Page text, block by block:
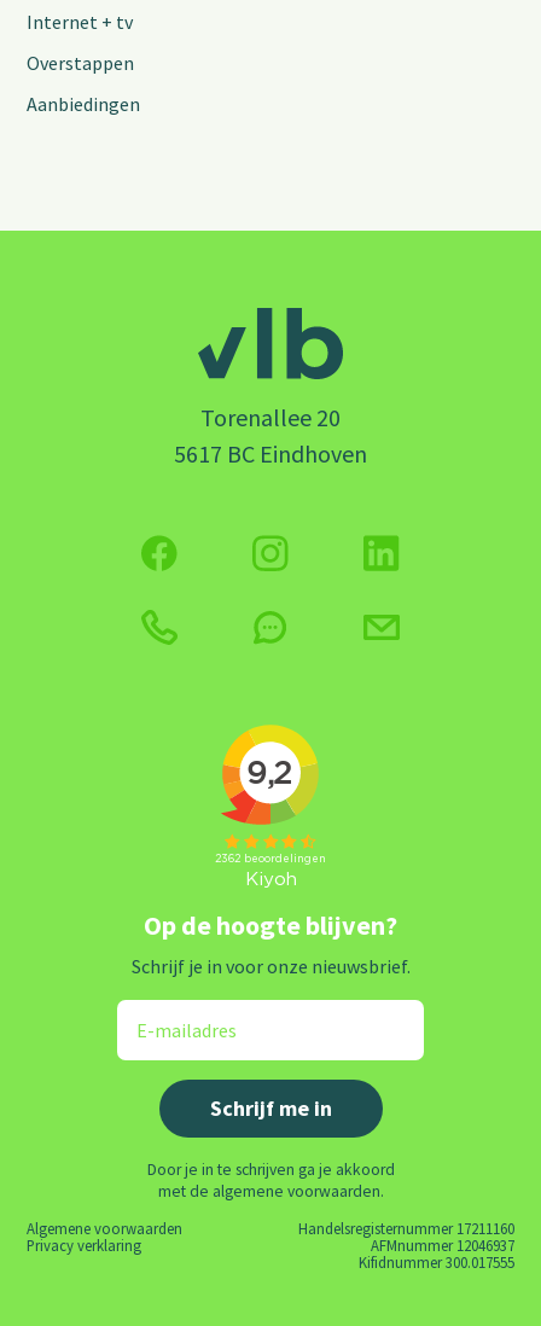
Internet + tv
Overstappen
Aanbiedingen
Torenallee 20
5617 BC Eindhoven
Op de hoogte blijven?
Schrijf je in voor onze nieuwsbrief.
Door je in te schrijven ga je akkoord
met de algemene voorwaarden.
Algemene voorwaarden
Privacy verklaring
Handelsregisternummer 17211160
AFMnummer 12046937
Kifidnummer 300.017555